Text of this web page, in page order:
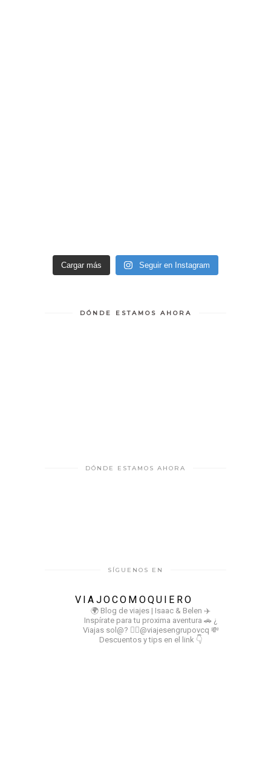
Cargar más Seguir en Instagram
DÓNDE ESTAMOS AHORA
DÓNDE ESTAMOS AHORA
SÍGUENOS EN
VIAJOCOMOQUIERO
🌍 Blog de viajes | Isaac & Belen ✈️
Inspírate para tu proxima aventura 🚗 ¿
Viajas sol@? 👉🏻@viajesengrupovcq 💸
Descuentos y tips en el link 👇